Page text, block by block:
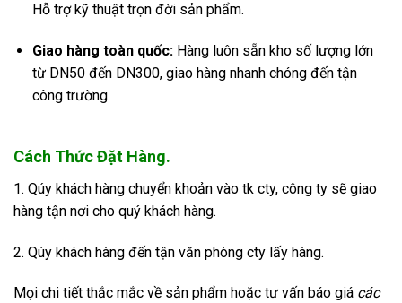
Hỗ trợ kỹ thuật trọn đời sản phẩm.
Giao hàng toàn quốc:Hàng luôn sẵn kho số lượng lớn
từ DN50 đến DN300, giao hàng nhanh chóng đến tận
công trường.
Cách Thức Đặt Hàng.
1. Qúy khách hàng chuyển khoản vào tk cty, công ty sẽ giao
hàng tận nơi cho quý khách hàng.
2. Qúy khách hàng đến tận văn phòng cty lấy hàng.
Mọi chi tiết thắc mắc về sản phẩm hoặc tư vấn báo giá các